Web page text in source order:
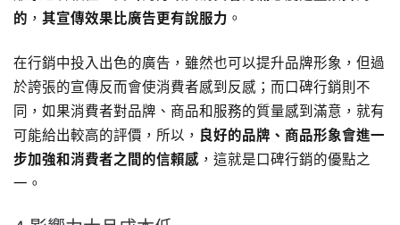
的 ， 其宣傳效果比廣告更有說服力 。
在行銷中投入出色的廣告，雖然也可以提升品牌形象，但過
於誇張的宣傳反而會使消費者感到反感；而口碑行銷則不
同，如果消費者對品牌、商品和服務的質量感到滿意，就有
可能給出較高的評價，所以， 良好的品牌、商品形象會進一
步加強和消費者之間的信賴感 ，這就是口碑行銷的優點之
一。